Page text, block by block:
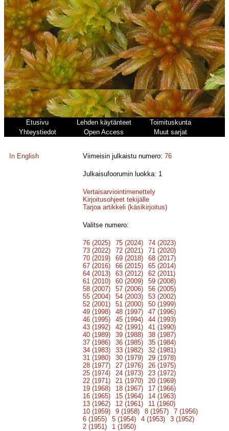
Etusivu Lehden käytänteet
Toimituskunta
Yhteystiedot
Open Access Muut sarjat
In English Viimeisin julkaistu numero:76
Julkaisufoorumin luokka: 1
Vertaisarviointimenettely
Kirjoitusohjeet tekijälle
Tarjoa artikkeli (käsikirjoitus)
Valitse numero:
76 (2025) 75 (2024)
74 (2023)
73 (2022)
72 (2021)
71 (2020)
70 (2019)
69 (2018)
68 (2017)
67 (2016)
66 (2015)
65 (2014)
64 (2013)
63 (2012)
62 (2011)
61 (2010)
60 (2009)
59 (2008)
58 (2007)
57 (2006)
56 (2005)
55 (2004)
54 (2003)
53 (2002)
52 (2001)
51 (2000)
50 (1999)
49 (1998)
48 (1997)
47 (1996)
46 (1995)
45 (1994)
44 (1993)
43 (1992)
42 (1991)
41 (1990)
40 (1989)
39 (1988)
38 (1987)
37 (1986)
36 (1985)
35 (1984)
34 (1983)
33 (1982)
32 (1981)
31 (1980)
30 (1979)
29 (1978)
28 (1977)
27 (1976)
26 (1975)
25 (1974)
24 (1973)
23 (1972)
22 (1971)
21 (1970)
20 (1969)
19 (1968)
18 (1967)
17 (1966)
16 (1965)
15 (1964)
14 (1963)
13 (1962)
12 (1961)
11 (1960)
10 (1959)
9 (1958) 8 (1957)
7 (1956)
6 (1955)
5 (1954) 4 (1953)
3 (1952)
2 (1951)
1 (1950)